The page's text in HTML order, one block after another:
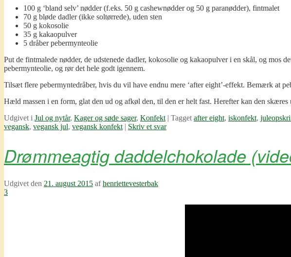
100 g ‘bland selv’ nødder (f.eks. 50 g cashewnødder og 50 g paranødder), fintmalet
70 g bløde dadler (ikke soltørrede), uden sten
50 g kokosolie
35 g kakaopulver
5 dråber pebermynteolie
Put de fintmalede nødder, de udstenede dadler, kokosolie og kakaopulver i en skål, og mos
pebermynteolie, og rør det hele godt igennem.
Tilsæt flere pebermyntedråber, hvis du vil have endnu mere ‘after eight’-effekt. Bemærk at
Hæld massen i en form, glat den ud og afkøl den, til den er helt fast. Herefter kan den
Udgivet i Jul og nytår, Kager og søde sager, Konfekt | Tagget after eight, iskonfekt,
vegansk, vegansk jul, vegansk konfekt | Skriv et svar
Drømmeagtig daddelchokolade
Udgivet den 21. august 2015 afhenriettevesterbak
3